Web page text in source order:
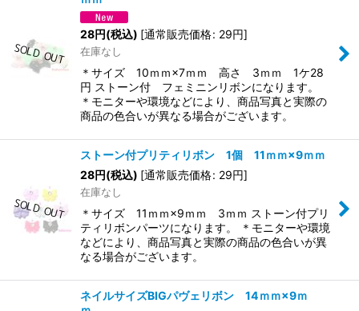
28円(税込) [通常販売価格: 29円]
在庫なし
＊サイズ 10ｍｍ×7ｍｍ 高さ 3ｍｍ 1ケ28
円 ストーン付 フェミニンリボンになります。
＊モニターや環境などにより、商品写真と実際の
商品の色合いが異なる場合がございます。
ストーン付プリティリボン 1個 11ｍｍ×9ｍｍ
28円(税込) [通常販売価格: 29円]
在庫なし
＊サイズ 11ｍｍ×9ｍｍ 3ｍｍ ストーン付プリ
ティリボンパーツになります。 ＊モニターや環境
などにより、商品写真と実際の商品の色合いが異
なる場合がございます。
ネイルサイズBIGパヴェリボン 14ｍｍ×9ｍ